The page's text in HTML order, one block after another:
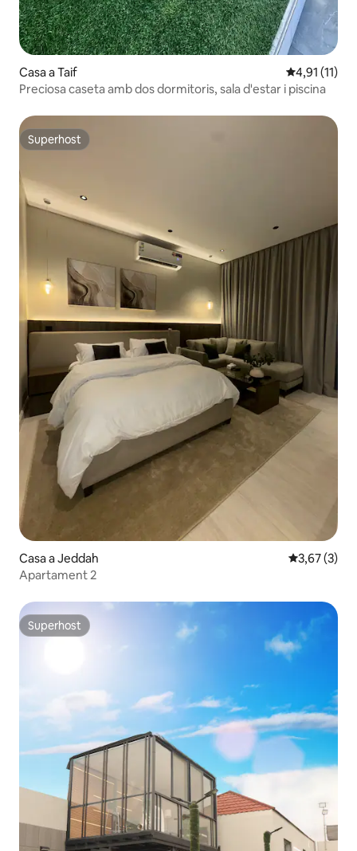
Casa a Taif 4,91 de
4,91 (11)
Preciosa caseta amb dos dormitoris, sala d'estar i piscina
Superhost
Superhost
Casa a Jeddah 3,67 de
3,67 (3)
Apartament 2
Superhost
Superhost